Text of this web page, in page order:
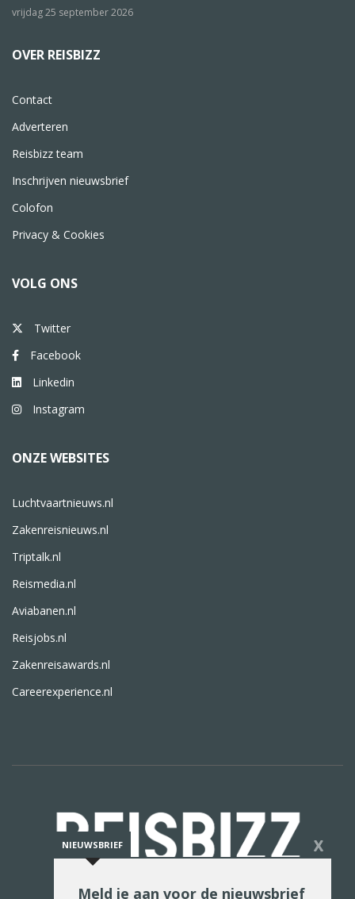
vrijdag 25 september 2026
OVER REISBIZZ
Contact
Adverteren
Reisbizz team
Inschrijven nieuwsbrief
Colofon
Privacy & Cookies
VOLG ONS
Twitter
Facebook
Linkedin
Instagram
ONZE WEBSITES
Luchtvaartnieuws.nl
Zakenreisnieuws.nl
Triptalk.nl
Reismedia.nl
Aviabanen.nl
Reisjobs.nl
Zakenreisawards.nl
Careerexperience.nl
NIEUWSBRIEF X
Meld je aan voor de nieuwsbrief